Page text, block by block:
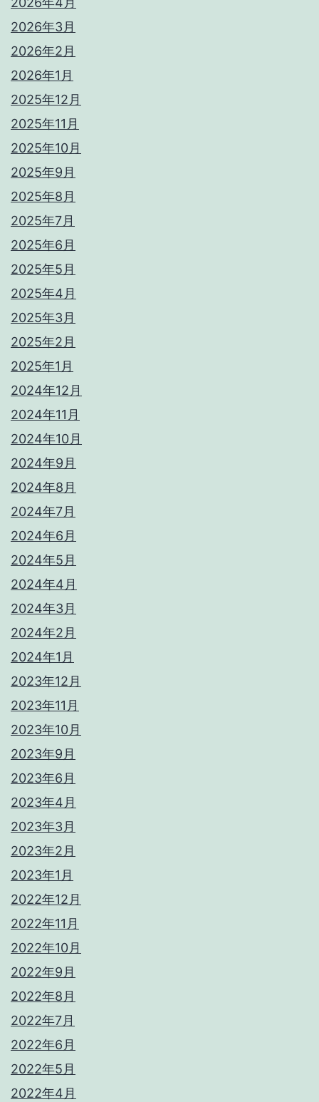
2026年3月
2026年2月
2026年1月
2025年12月
2025年11月
2025年10月
2025年9月
2025年8月
2025年7月
2025年6月
2025年5月
2025年4月
2025年3月
2025年2月
2025年1月
2024年12月
2024年11月
2024年10月
2024年9月
2024年8月
2024年7月
2024年6月
2024年5月
2024年4月
2024年3月
2024年2月
2024年1月
2023年12月
2023年11月
2023年10月
2023年9月
2023年6月
2023年4月
2023年3月
2023年2月
2023年1月
2022年12月
2022年11月
2022年10月
2022年9月
2022年8月
2022年7月
2022年6月
2022年5月
2022年4月